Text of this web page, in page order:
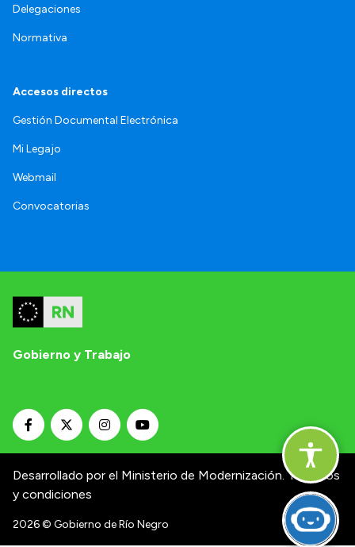
Delegaciones
Normativa
Accesos directos
Gestión Documental Electrónica
Mi Legajo
Webmail
Convocatorias
Gobierno y Trabajo
Desarrollado por el Ministerio de Modernización. Términos
y condiciones
2026© Gobierno de Río Negro